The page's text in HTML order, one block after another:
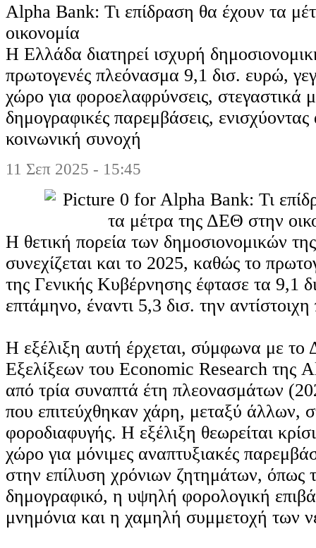
Alpha Bank: Τι επίδραση θα έχουν τα
οικονομία
Η Ελλάδα διατηρεί ισχυρή
πρωτογενές πλεόνασμα 9,1 δισ. ευρώ,
χώρο για φοροελαφρύνσεις, στεγαστικά
δημογραφικές παρεμβάσεις,
κοινωνική συνοχή
11 Σεπ 2025 - 15:45
Η θετική πορεία των δημοσιονομικών
συνεχίζεται και το 2025, καθώς το
της Γενικής Κυβέρνησης έφτασε τα 9,1
επτάμηνο, έναντι 5,3 δισ. την
Η εξέλιξη αυτή έρχεται, σύμφωνα με το
Εξελίξεων του Economic Research της
από τρία συναπτά έτη πλεονασμάτων
που επιτεύχθηκαν χάρη, μεταξύ άλλων,
φοροδιαφυγής. Η εξέλιξη θεωρείται
χώρο για μόνιμες αναπτυξιακές
στην επίλυση χρόνιων ζητημάτων, όπως
δημογραφικό, η υψηλή φορολογική
μνημόνια και η χαμηλή συμμετοχή των